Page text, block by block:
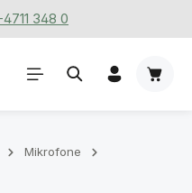
348 0
Mikrofone